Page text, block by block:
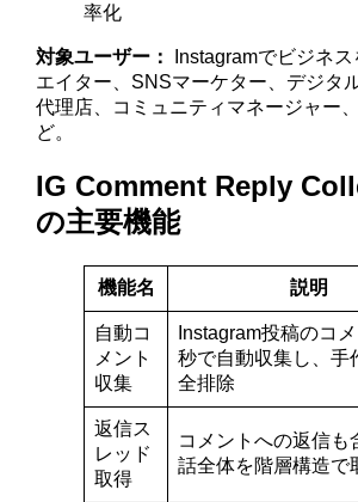
率化
対象ユーザー：
Instagramでビジネ
エイター、SNSマーケター、デジタ
代理店、コミュニティマネージャー
ど。
IG Comment Reply
の主要機能
機能名 説明
自動コ
メント
収集
Instagram投稿のコ
秒で自動収集し、手
全排除
返信ス
レッド
取得
コメントへの返信も
話全体を階層構造で